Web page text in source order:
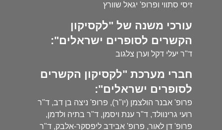
זיסי סתווי ופרופ' יגאל שוורץ
עורכי משנה של "לקסיקון
הקשרים לסופרים ישראלים":
ד"ר יעלי דקל וערן צלגוב
חברי מערכת "לקסיקון הקשרים
לסופרים ישראלים":
פרופ' אבנר הולצמן (יו"ר), פרופ' ניצה בן דב, ד"ר
רועי גרינוולד, ד"ר ענת ויסמן, ד"ר בתיה ולדמן,
פרופ' דן לאור, פרופ' אבידב ליפסקר-אלבק, ד"ר